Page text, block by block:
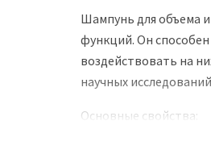
Шампунь для объема
функций. Он
воздействовать на
научных
Основные свойства:
утолщение